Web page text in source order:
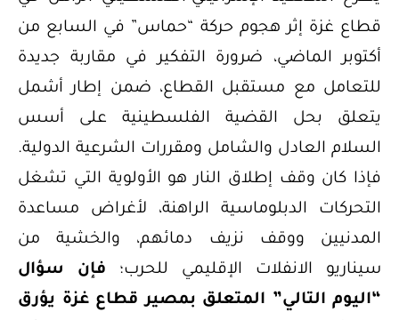
قطاع غزة إثر هجوم حركة “حماس” في السابع من
أكتوبر الماضي، ضرورة التفكير في مقاربة جديدة
للتعامل مع مستقبل القطاع، ضمن إطار أشمل
يتعلق بحل القضية الفلسطينية على أسس
السلام العادل والشامل ومقررات الشرعية الدولية.
فإذا كان وقف إطلاق النار هو الأولوية التي تشغل
التحركات الدبلوماسية الراهنة، لأغراض مساعدة
المدنيين ووقف نزيف دمائهم، والخشية من
سيناريو الانفلات الإقليمي للحرب؛
فإن سؤال
“اليوم التالي” المتعلق بمصير قطاع غزة يؤرق